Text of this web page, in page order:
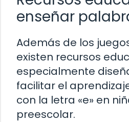
enseñar
Además de los
existen recursos
especialmente
facilitar el
con la letra «e» en
preescolar.